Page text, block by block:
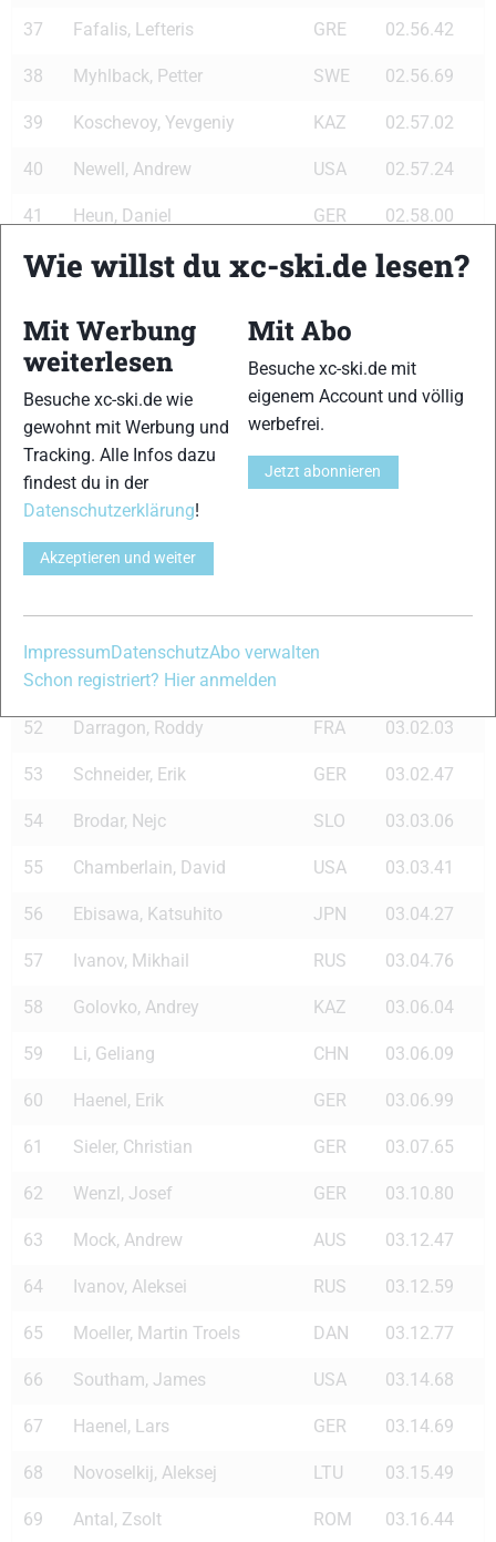
37 Fafalis, Lefteris GRE 02.56.42
38 Myhlback, Petter SWE 02.56.69
39 Koschevoy, Yevgeniy KAZ 02.57.02
40 Newell, Andrew USA 02.57.24
41 Heun, Daniel GER 02.58.00
42 Beck, Matthias GER 02.59.04
44 Stockinger, Martin
45 Bredl, Johannes GER 02.59.74
45 Eder, Johannes
47 Kreczmer, Maciej POL 02.59.92
48 Tian, Ye
51 Grey, George
52 Darragon, Roddy FRA 03.02.03
53 Schneider, Erik GER 03.02.47
54 Brodar, Nejc SLO 03.03.06
55 Chamberlain, David USA 03.03.41
56 Ebisawa, Katsuhito JPN 03.04.27
57 Ivanov, Mikhail RUS 03.04.76
58 Golovko, Andrey KAZ 03.06.04
59 Li, Geliang CHN 03.06.09
60 Haenel, Erik GER 03.06.99
61 Sieler, Christian GER 03.07.65
62 Wenzl, Josef GER 03.10.80
63 Mock, Andrew AUS 03.12.47
64 Ivanov, Aleksei RUS 03.12.59
65 Moeller, Martin Troels DAN 03.12.77
66 Southam, James USA 03.14.68
67 Haenel, Lars GER 03.14.69
68 Novoselkij, Aleksej LTU 03.15.49
69 Antal, Zsolt ROM 03.16.44
Wie willst du xc-ski.de lesen?
Mit Werbung
weiterlesen
Besuche xc-ski.de wie
gewohnt mit Werbung und
Tracking. Alle Infos dazu
findest du in der
Datenschutzerklärung!
Akzeptieren und weiter
Mit Abo
Besuche xc-ski.de mit
eigenem Account und völlig
werbefrei.
Jetzt abonnieren
Impressum DatenschutzAbo verwalten
Schon registriert? Hier anmelden